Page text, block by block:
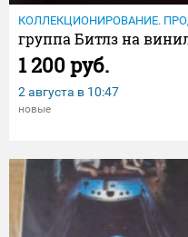
КОЛЛЕКЦИОНИРОВАНИЕ.
группа Битлз на
1 200 руб.
2 августа в 10:47
новые